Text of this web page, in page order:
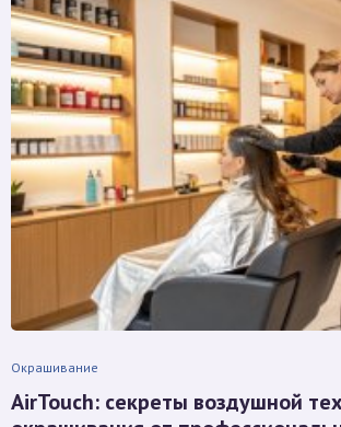
Окрашивание
AirTouch: секреты воздушной